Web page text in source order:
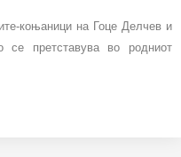
коњаници на Гоце Делчев и
се претставува во родниот